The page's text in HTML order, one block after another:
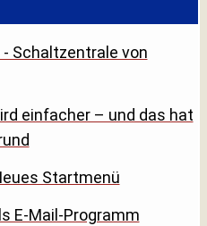
Schaltzentrale von
einfacher – und das hat
Startmenü
E-Mail-Programm